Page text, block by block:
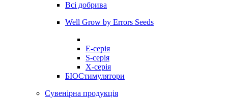
Всі добрива
Well Grow by Errors Seeds
E-серія
S-серія
X-серія
БІОСтимулятори
Сувенірна продукція